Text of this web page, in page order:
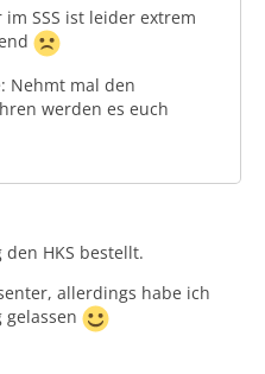
SSS ist leider extrem
Nehmt mal den
werden es euch
HKS bestellt.
allerdings habe ich